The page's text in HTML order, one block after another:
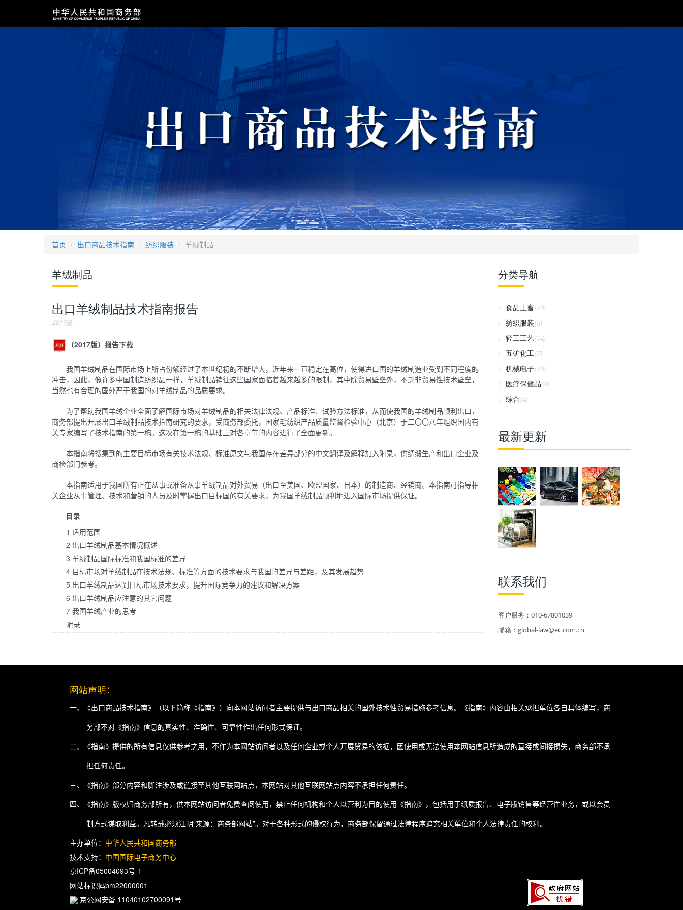
首页 出口商品技术指南 纺织服装 羊绒制品
羊绒制品
出口羊绒制品技术指南报告
2017版
（2017版）报告下载
我国羊绒制品在国际市场上所占份额经过了本世纪初的不断增大，近年来一直稳定在高位，使得进口国的羊绒制造业受到不同程度的
冲击，因此，像许多中国制造纺织品一样，羊绒制品销往这些国家面临着越来越多的限制，其中除贸易壁垒外，不乏非贸易性技术壁垒，
当然也有合理的国外严于我国的对羊绒制品的品质要求。
为了帮助我国羊绒企业全面了解国际市场对羊绒制品的相关法律法规、产品标准、试验方法标准，从而使我国的羊绒制品顺利出口，
商务部提出开展出口羊绒制品技术指南研究的要求，受商务部委托，国家毛纺织产品质量监督检验中心（北京）于二〇〇八年组织国内有
关专家编写了技术指南的第一稿。这次在第一稿的基础上对各章节的内容进行了全面更新。
本指南将搜集到的主要目标市场有关技术法规、标准原文与我国存在差异部分的中文翻译及解释加入附录，供绸缎生产和出口企业及
商检部门参考。
本指南适用于我国所有正在从事或准备从事羊绒制品对外贸易（出口至美国、欧盟国家、日本）的制造商、经销商。本指南可指导相
关企业从事管理、技术和营销的人员及时掌握出口目标国的有关要求，为我国羊绒制品顺利地进入国际市场提供保证。
目录
1 适用范围
2 出口羊绒制品基本情况概述
3 羊绒制品国际标准和我国标准的差异
4 目标市场对羊绒制品在技术法规、标准等方面的技术要求与我国的差异与差距，及其发展趋势
5 出口羊绒制品达到目标市场技术要求，提升国际竞争力的建议和解决方案
6 出口羊绒制品应注意的其它问题
7 我国羊绒产业的思考
附录
分类导航
食品土畜(20)
纺织服装(8)
轻工工艺(14)
五矿化工(7)
机械电子(29)
医疗保健品(4)
综合(4)
最新更新
联系我们
客户服务：010-67801039
邮箱：global-law@ec.com.cn
网站声明 ：
一、《出口商品技术指南》（以下简称《指南》）向本网站访问者主要提供与出口商品相关的国外技术性贸易措施参考信息。《指南》内容由相关承担单位各自具体编写，商
务部不对《指南》信息的真实性、准确性、可靠性作出任何形式保证。
二、《指南》提供的所有信息仅供参考之用，不作为本网站访问者以及任何企业或个人开展贸易的依据，因使用或无法使用本网站信息所造成的直接或间接损失，商务部不承
担任何责任。
三、《指南》部分内容和脚注涉及或链接至其他互联网站点，本网站对其他互联网站点内容不承担任何责任。
四、《指南》版权归商务部所有，供本网站访问者免费查阅使用，禁止任何机构和个人以营利为目的使用《指南》，包括用于纸质报告、电子版销售等经营性业务，或以会员
制方式谋取利益。凡转载必须注明“来源：商务部网站”。对于各种形式的侵权行为，商务部保留通过法律程序追究相关单位和个人法律责任的权利。
主办单位： 中华人民共和国商务部
技术支持： 中国国际电子商务中心
京ICP备05004093号-1
网站标识码bm22000001
京公网安备 11040102700091号